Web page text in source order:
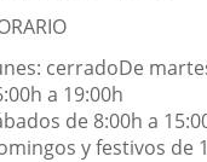
cerradoDe
a 19:00h
de 8:00h a
y festivos de